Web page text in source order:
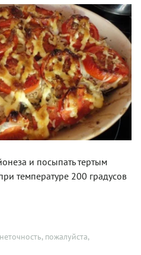
и посыпать тертым
температуре 200 градусов
пожалуйста,